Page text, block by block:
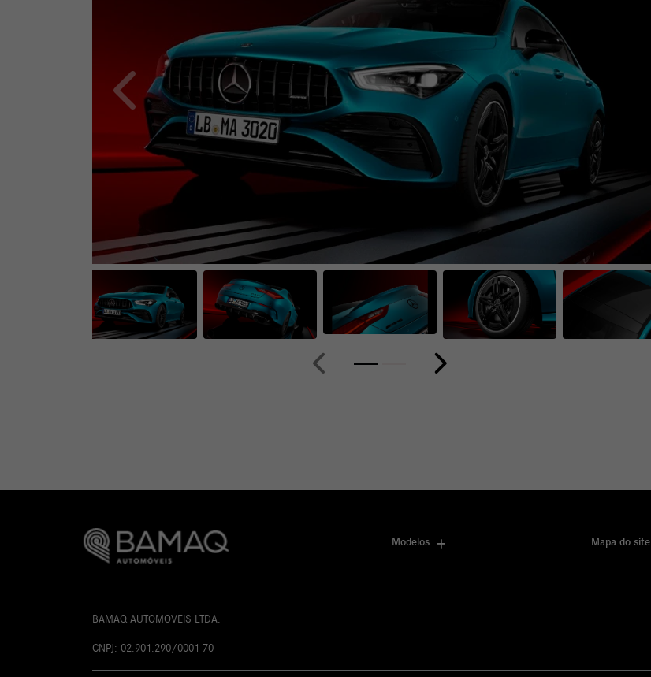
Anterior
Modelos Mapa do site
BAMAQ AUTOMOVEIS LTDA.
CNPJ: 02.901.290/0001-70